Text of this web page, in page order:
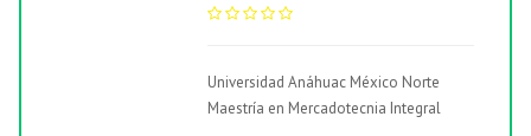
Universidad Anáhuac México Norte
Maestría en Mercadotecnia Integral